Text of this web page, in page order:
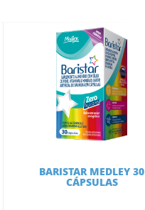
BARISTAR MEDLEY 30
CÁPSULAS